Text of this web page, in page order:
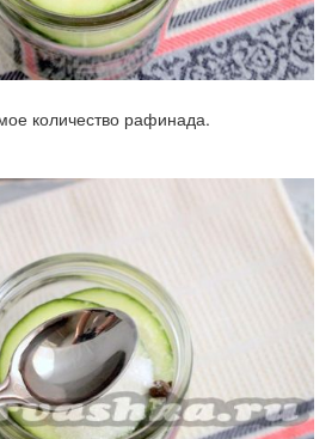
количество рафинада.